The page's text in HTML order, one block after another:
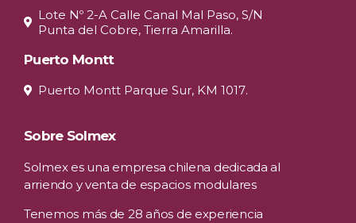
Lote Nº 2-A Calle Canal Mal Paso, S/N
Punta del Cobre, Tierra Amarilla.
Puerto Montt
Puerto Montt Parque Sur, KM 1017.
Sobre Solmex
Solmex es una empresa chilena dedicada al
arriendo y venta de espacios modulares
Tenemos más de 28 años de experiencia